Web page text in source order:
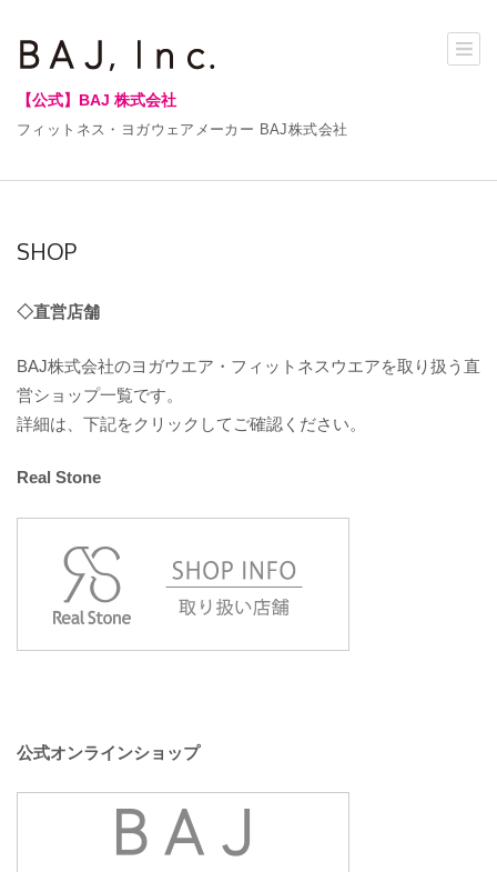
【公式】BAJ 株式会社
フィットネス・ヨガウェアメーカー BAJ株式会社
SHOP
◇直営店舗
BAJ株式会社のヨガウエア・フィットネスウエアを取り扱う直
営ショップ一覧です。
詳細は、下記をクリックしてご確認ください。
Real Stone
公式オンラインショップ